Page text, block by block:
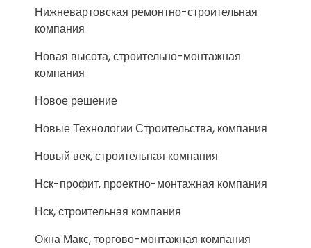
Нижневартовская ремонтно-строительная
компания
Новая высота, строительно-монтажная
компания
Новое решение
Новые Технологии Строительства, компания
Новый век, строительная компания
Нск-профит, проектно-монтажная компания
Нск, строительная компания
Окна Макс, торгово-монтажная компания